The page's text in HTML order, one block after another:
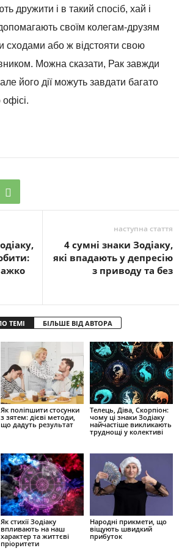
дружити і в такий спосіб, хай і
своїм колегам-друзям
сходами або ж відстояти свою
Можна сказати, Рак завжди
його дії можуть завдати багато
наступна стаття
4 сумні знаки Зодіаку,
які впадають у депресію
з приводу та без
ТЕМІ БІЛЬШЕ ВІД АВТОРА
Як поліпшити стосунки
з зятем: дієві методи,
що дадуть результат
Телець, Діва, Скорпіон:
чому ці знаки Зодіаку
найчастіше викликають
труднощі у колективі
Як стихії Зодіаку
впливають на наш
характер та життєві
пріоритети
Народні прикмети, що
віщують швидкий
прибуток